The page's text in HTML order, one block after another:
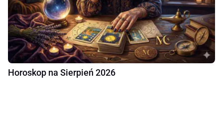
Horoskop na Sierpień 2026